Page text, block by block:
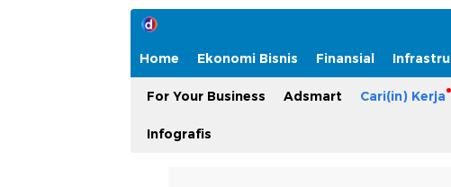
Home Ekonomi Bisnis Finansial
For Your Business Adsmart Cari(in) Kerja
Infografis